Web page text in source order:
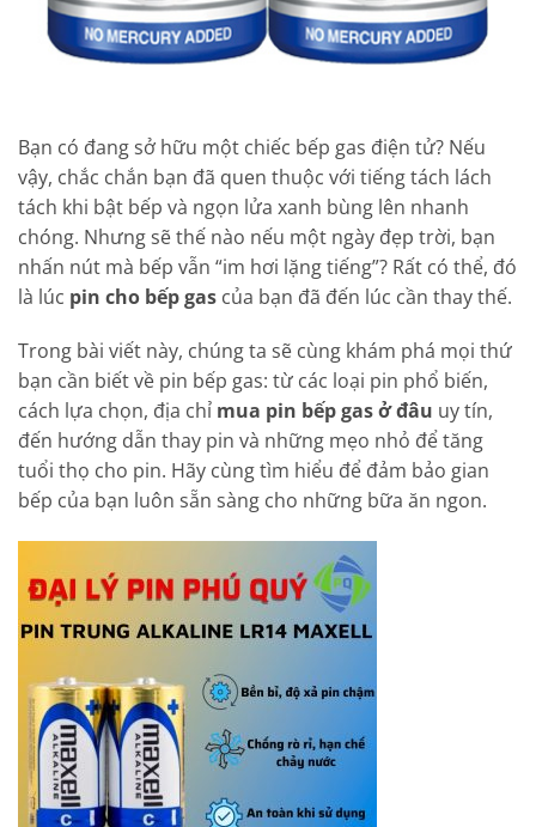
Bạn có đang sở hữu một chiếc bếp gas điện tử? Nếu
vậy, chắc chắn bạn đã quen thuộc với tiếng tách lách
tách khi bật bếp và ngọn lửa xanh bùng lên nhanh
chóng. Nhưng sẽ thế nào nếu một ngày đẹp trời, bạn
nhấn nút mà bếp vẫn “im hơi lặng tiếng”? Rất có thể, đó
là lúc pin cho bếp gas của bạn đã đến lúc cần thay thế.
Trong bài viết này, chúng ta sẽ cùng khám phá mọi thứ
bạn cần biết về pin bếp gas: từ các loại pin phổ biến,
cách lựa chọn, địa chỉ mua pin bếp gas ở đâu uy tín,
đến hướng dẫn thay pin và những mẹo nhỏ để tăng
tuổi thọ cho pin. Hãy cùng tìm hiểu để đảm bảo gian
bếp của bạn luôn sẵn sàng cho những bữa ăn ngon.